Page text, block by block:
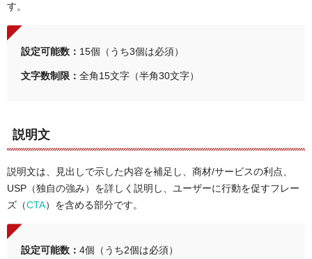
す。
設定可能数： 15個（うち3個は必須）
文字数制限： 全角15文字（半角30文字）
説明文
説明文は、見出しで示した内容を補足し、商材/サービスの利点、
USP（独自の強み）を詳しく説明し、ユーザーに行動を促すフレー
ズ（CTA）を含める部分です。
設定可能数： 4個（うち2個は必須）